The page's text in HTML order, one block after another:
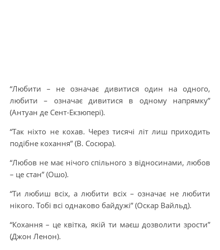
“Любити – не означає дивитися один на одного,
любити – означає дивитися в одному напрямку”
(Антуан де Сент-Екзюпері).
“Так ніхто не кохав. Через тисячі літ лиш приходить
подібне кохання” (В. Сосюра).
“Любов не має нічого спільного з відносинами, любов
– це стан” (Ошо).
“Ти любиш всіх, а любити всіх – означає не любити
нікого. Тобі всі однаково байдужі” (Оскар Вайльд).
“Кохання – це квітка, якій ти маєш дозволити зрости”
(Джон Ленон).